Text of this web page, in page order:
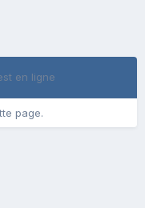
en ligne
page.